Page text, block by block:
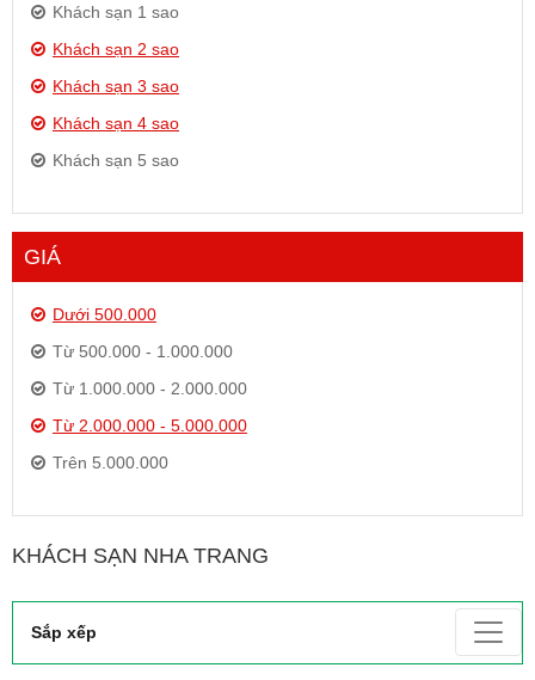
KHÁCH SẠN NHA TRANG
Sắp xếp
Khách sạn 1 sao
Khách sạn 2 sao
Khách sạn 3 sao
Khách sạn 4 sao
Khách sạn 5 sao
GIÁ
Dưới 500.000
Từ 500.000 - 1.000.000
Từ 1.000.000 - 2.000.000
Từ 2.000.000 - 5.000.000
Trên 5.000.000